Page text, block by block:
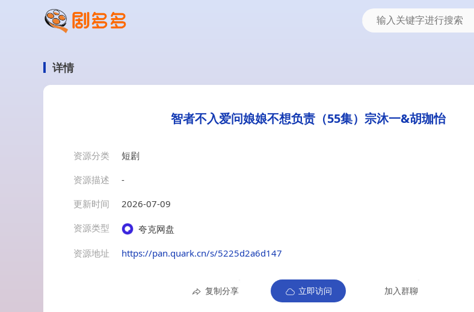
详情
智者不入爱问娘娘不想负责（55集）宗沐一&胡珈怡
资源分类
短剧
资源描述
-
更新时间
2026-07-09
资源类型
夸克网盘
资源地址
https://pan.quark.cn/s/5225d2a6d147
复制分享 立即访问 加入群聊